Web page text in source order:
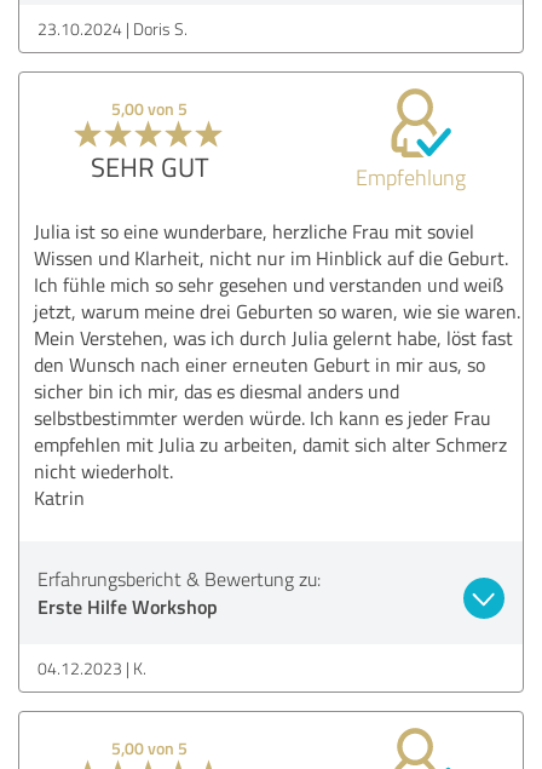
23.10.2024 Doris S.
5,00 von 5
SEHR GUT Empfehlung
Julia ist so eine wunderbare, herzliche Frau mit soviel
Wissen und Klarheit, nicht nur im Hinblick auf die Geburt.
Ich fühle mich so sehr gesehen und verstanden und weiß
jetzt, warum meine drei Geburten so waren, wie sie waren.
Mein Verstehen, was ich durch Julia gelernt habe, löst fast
den Wunsch nach einer erneuten Geburt in mir aus, so
sicher bin ich mir, das es diesmal anders und
selbstbestimmter werden würde. Ich kann es jeder Frau
empfehlen mit Julia zu arbeiten, damit sich alter Schmerz
nicht wiederholt.
Katrin
Erfahrungsbericht & Bewertung zu:
Erste Hilfe Workshop
04.12.2023 K.
5,00 von 5